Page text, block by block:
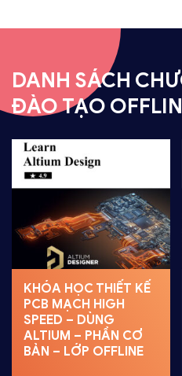
DANH SÁCH
ĐÀO TẠO
KHÓA HỌC THIẾT KẾ
PCB MẠCH HIGH
SPEED – DÙNG
ALTIUM – PHẦN CƠ
BẢN – LỚP OFFLINE